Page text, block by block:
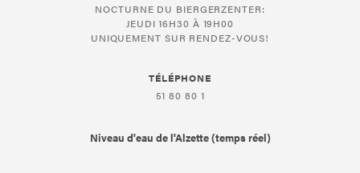
NOCTURNE DU BIERGERZENTER:
JEUDI 16H30 À 19H00
UNIQUEMENT SUR RENDEZ-VOUS!
TÉLÉPHONE
51 80 80 1
Niveau d'eau de l'Alzette (temps réel)